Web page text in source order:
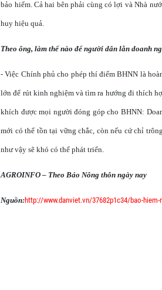
bảo hiểm. Cả hai bên phải cùng có lợi và Nhà
huy hiệu quả.
Theo ông, làm thế nào để người dân lẫn doanh
- Việc Chính phủ cho phép thí điểm BHNN là
lớn để rút kinh nghiệm và tìm ra hướng đi thích
khích được mọi người đóng góp cho BHNN:
mới có thể tồn tại vững chắc, còn nếu cứ chỉ
như vậy sẽ khó có thể phát triển.
AGROINFO – Theo Báo Nông thôn ngày nay
Nguồn:http://www.danviet.vn/37682p1c34/bao-